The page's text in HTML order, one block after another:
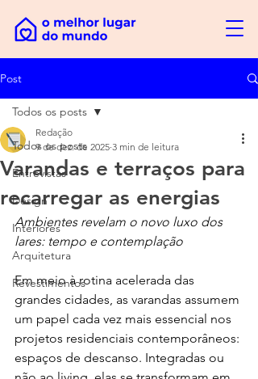
Post
Todos os posts
Entrevistas
Design
Interiores
Arquitetura
Revestimentos
Todos os posts
Varandas e terraços para
recarregar as energias
Redação
9 de dez. de 2025 3 min de leitura
Ambientes revelam o novo luxo dos
lares: tempo e contemplação
Em meio à rotina acelerada das
grandes cidades, as varandas assumem
um papel cada vez mais essencial nos
projetos residenciais contemporâneos:
espaços de descanso. Integradas ou